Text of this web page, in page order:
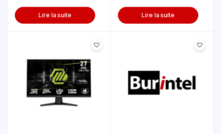
Lire la suite Lire la suite